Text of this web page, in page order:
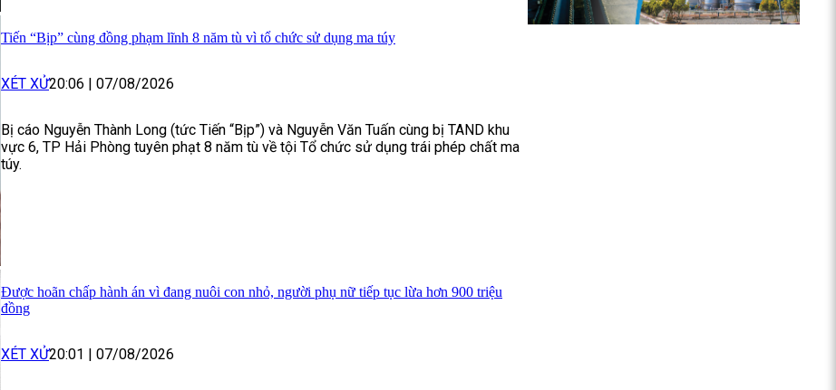
Tiến “Bịp” cùng đồng phạm lĩnh 8 năm tù vì tổ chức sử dụng ma túy
XÉT XỬ20:06 | 07/08/2026
Bị cáo Nguyễn Thành Long (tức Tiến “Bịp”) và Nguyễn Văn Tuấn cùng bị TAND khu
vực 6, TP Hải Phòng tuyên phạt 8 năm tù về tội Tổ chức sử dụng trái phép chất ma
túy.
Được hoãn chấp hành án vì đang nuôi con nhỏ, người phụ nữ tiếp tục lừa hơn 900 triệu
đồng
XÉT XỬ20:01 | 07/08/2026